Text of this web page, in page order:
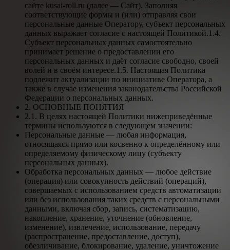
сайте kusai-roll.ru (далее — Сайт). Заполняя
соответствующие формы и (или) отправляя свои
персональные данные Оператору, субъект персональных
данных выражает согласие с настоящей Политикой.1.4.
Субъект персональных данных самостоятельно
принимает решение о предоставлении его
персональных данных и даёт согласие свободно, своей
волей и в своём интересе.1.5. Настоящая Политика
подлежит актуализации по инициативе Оператора, а
также в случае изменения законодательства Российской
Федерации о персональных данных.
2. ОСНОВНЫЕ ПОНЯТИЯ
2.1. В целях настоящей Политики нижеприведённые
термины используются в следующем значении:
Персональные данные — любая информация,
относящаяся прямо или косвенно к определённому или
определяемому физическому лицу (субъекту
персональных данных).
Обработка персональных данных — любое действие
(операция) или совокупность действий (операций),
совершаемых с использованием средств автоматизации
или без использования таких средств с персональными
данными, включая сбор, запись, систематизацию,
накопление, хранение, уточнение (обновление,
изменение), извлечение, использование, передачу
(распространение, предоставление, доступ),
обезличивание, блокирование, удаление, уничтожение